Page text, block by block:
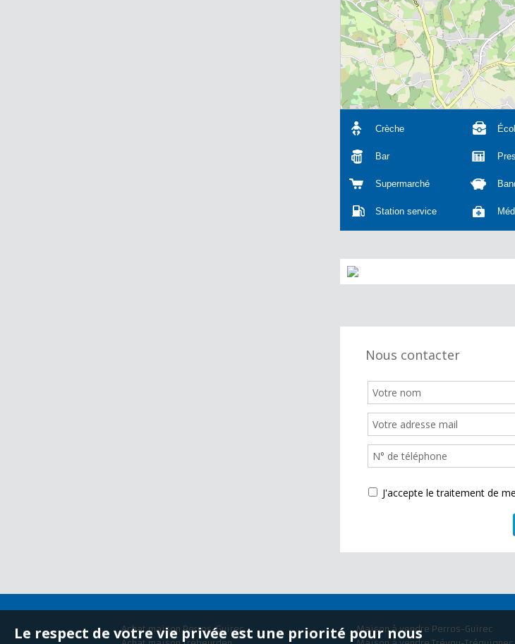
Crèche
Bar
Supermarché
Station service
Nous contacter
J'accepte le traitement de
Achat maison Perros-Guirec
Maison à vendre Perros-Guirec
Le respect de votre vie privée est une priorité pour nous